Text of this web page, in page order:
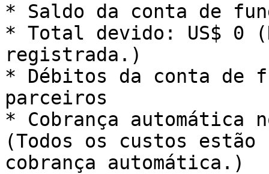
* Saldo da conta de
* Total devido: US$ 0
registrada.)
* Débitos da conta de
parceiros
* Cobrança automática
(Todos os custos
cobrança automática.)